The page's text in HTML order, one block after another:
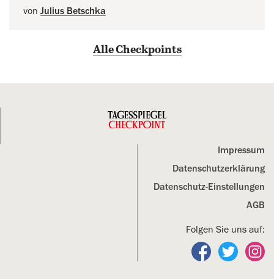
von Julius Betschka
Alle Checkpoints
Impressum
Datenschutz­erklärung
Datenschutz-Einstellungen
AGB
Folgen Sie uns auf:
Folgen Sie